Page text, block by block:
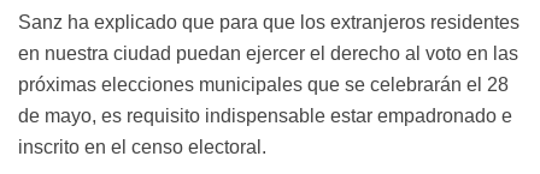
Sanz ha explicado que para que los extranjeros residentes
en nuestra ciudad puedan ejercer el derecho al voto en las
próximas elecciones municipales que se celebrarán el 28
de mayo, es requisito indispensable estar empadronado e
inscrito en el censo electoral.